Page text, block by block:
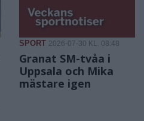
SPORT 2026-07-30 KL. 08:48
Granat SM-tvåa i
Uppsala och Mika
mästare igen